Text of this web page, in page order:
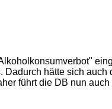
hätte sich
führt die DB nun